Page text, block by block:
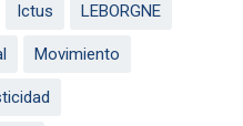
Ictus LEBORGNE
Movimiento